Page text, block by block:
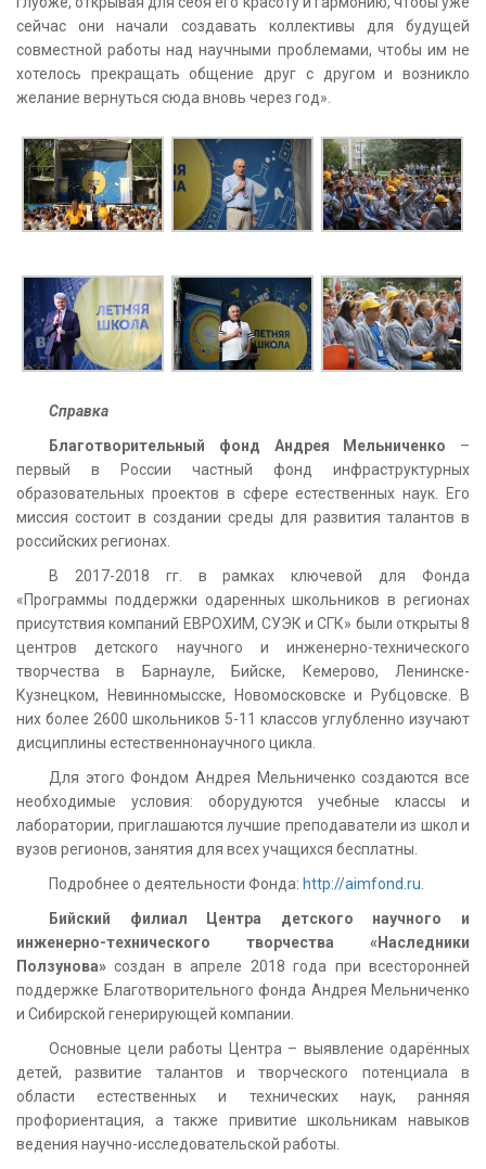
сейчас они начали создавать коллективы для будущей
совместной работы над научными проблемами, чтобы им не
хотелось прекращать общение друг с другом и возникло
желание вернуться сюда вновь через год».
Справка
Благотворительный фонд Андрея Мельниченко –
первый в России частный фонд инфраструктурных
образовательных проектов в сфере естественных наук. Его
миссия состоит в создании среды для развития талантов в
российских регионах.
В 2017-2018 гг. в рамках ключевой для Фонда
«Программы поддержки одаренных школьников в регионах
присутствия компаний ЕВРОХИМ, СУЭК и СГК» были открыты 8
центров детского научного и инженерно-технического
творчества в Барнауле, Бийске, Кемерово, Ленинске-
Кузнецком, Невинномысске, Новомосковске и Рубцовске. В
них более 2600 школьников 5-11 классов углубленно изучают
дисциплины естественнонаучного цикла.
Для этого Фондом Андрея Мельниченко создаются все
необходимые условия: оборудуются учебные классы и
лаборатории, приглашаются лучшие преподаватели из школ и
вузов регионов, занятия для всех учащихся бесплатны.
Подробнее о деятельности Фонда: http://aimfond.ru
Бийский филиал Центра детского научного и
инженерно-технического творчества «Наследники
Ползунова» создан в апреле 2018 года при всесторонней
поддержке Благотворительного фонда Андрея Мельниченко
и Сибирской генерирующей компании.
Основные цели работы Центра – выявление одарённых
детей, развитие талантов и творческого потенциала в
области естественных и технических наук, ранняя
профориентация, а также привитие школьникам навыков
ведения научно-исследовательской работы.